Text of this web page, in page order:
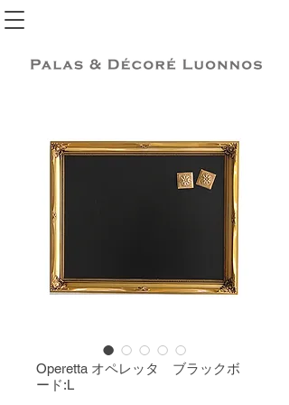
Operetta オペレッタ ブラックボ
ード:L